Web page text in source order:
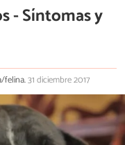
- Síntomas y
felina.31 diciembre 2017